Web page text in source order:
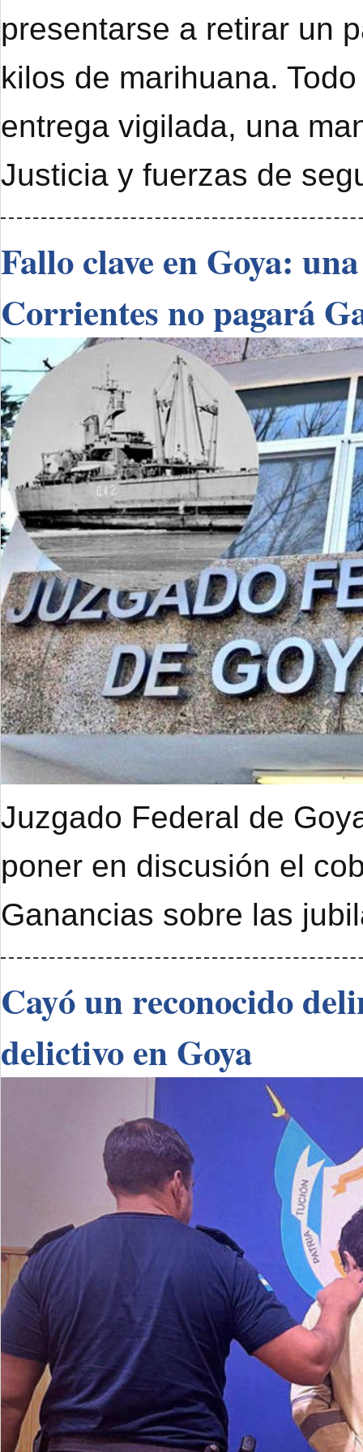
presentarse a retirar un
kilos de marihuana.
entrega vigilada, una
Justicia y fuerzas de
Fallo clave en Goya:
Corrientes no pagará
Juzgado Federal de
poner en discusión el
Ganancias sobre las
Cayó un reconocido
delictivo en Goya